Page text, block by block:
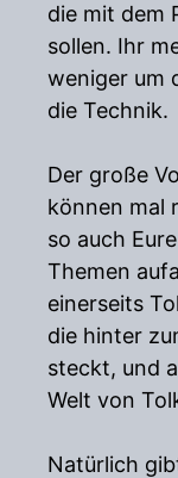
die mit dem
sollen. Ihr
weniger um
die Technik.
Der große
können mal
so auch
Themen
einerseits
die hinter
steckt, und
Welt von
Natürlich